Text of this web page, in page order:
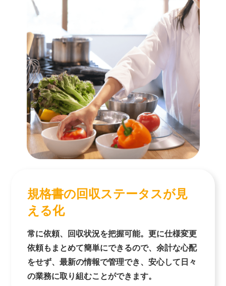
規格書の回収ステータスが見
える化
常に依頼、回収状況を把握可能。更に仕様変更
依頼もまとめて簡単にできるので、余計な心配
をせず、最新の情報で管理でき、安心して日々
の業務に取り組むことができます。